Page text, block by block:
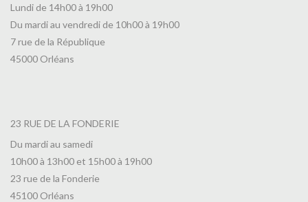
Lundi de 14h00 à 19h00
Du mardi au vendredi de 10h00 à 19h00
7 rue de la République
45000 Orléans
23 RUE DE LA FONDERIE
Du mardi au samedi
10h00 à 13h00 et 15h00 à 19h00
23 rue de la Fonderie
45100 Orléans